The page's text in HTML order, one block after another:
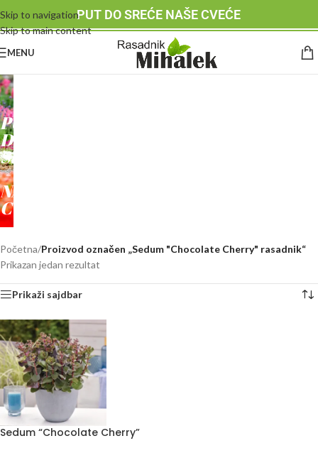
Skip to navigation
Skip to main content
PUT DO SREĆE NAŠE CVEĆE
MENU
RASADNIK
MIHALEK
PUT
DO
SREĆE
-
NAŠE
CVEĆE
Početna/Proizvod označen „Sedum "Chocolate Cherry" rasadnik“
Prikazan jedan rezultat
Prikaži sajdbar
Sedum “Chocolate Cherry”